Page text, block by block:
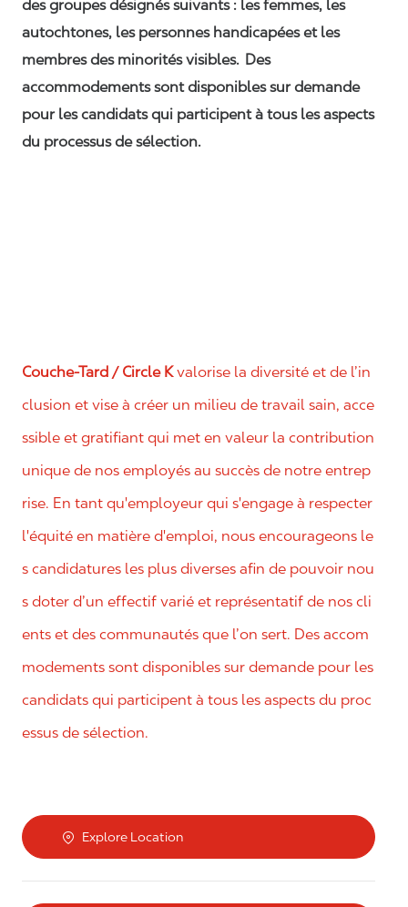
des groupes désignés suivants : les femmes, les
autochtones, les personnes handicapées et les
membres des minorités visibles. Des
accommodements sont disponibles sur demande
pour les candidats qui participent à tous les aspects
du processus de sélection.
Couche-Tard / Circle Kvalorise la diversité et de l’in
clusion et vise à créer un milieu de travail sain, acce
ssible et gratifiant qui met en valeur la contribution
unique de nos employés au succès de notre entrep
rise. En tant qu'employeur qui s'engage à respecter
l'équité en matière d'emploi, nous encourageons le
s candidatures les plus diverses afin de pouvoir nou
s doter d’un effectif varié et représentatif de nos cli
ents et des communautés que l’on sert. Des accom
modements sont disponibles sur demande pour les
candidats qui participent à tous les aspects du proc
essus de sélection.
Explore Location